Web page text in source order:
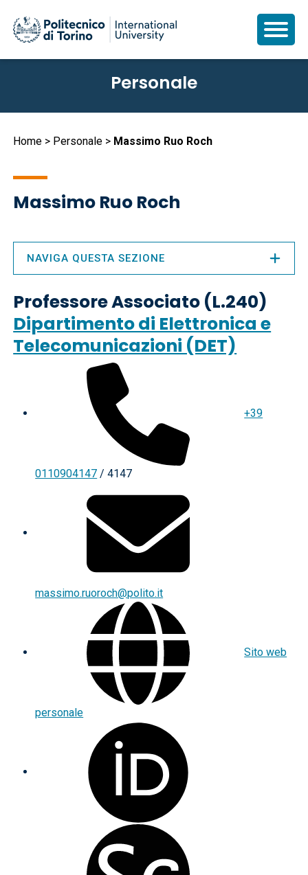
principale
Personale
Briciole
Home Personale Massimo Ruo Roch
Massimo Ruo Roch
Professore Associato (L.240)
Dipartimento di Elettronica e
Telecomunicazioni (DET)
+39
0110904147 / 4147
massimo.ruoroch@polito.it
Sito web
personale
NAVIGA QUESTA SEZIONE